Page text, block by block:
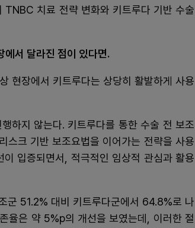
TNBC 치료 전략 변화와 키트루다 기반 수술
에서 달라진 점이 있다면.
현장에서 키트루다는 상당히 활발하게 사용
하지 않는다. 키트루다를 통한 수술 전 보조
스크 기반 보조요법을 이어가는 전략을 사용
입증되면서, 적극적인 임상적 관심과 활용
군 51.2% 대비 키트루다군에서 64.8%로 나
율은 약 5%p의 개선을 보였는데, 이러한 절